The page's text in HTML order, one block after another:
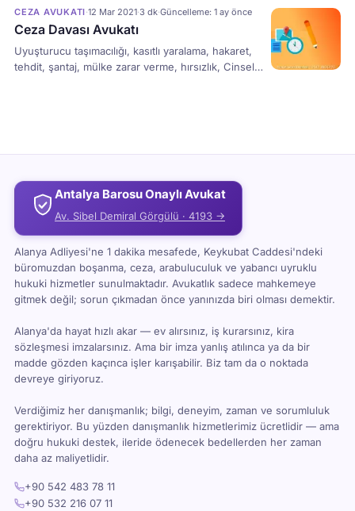
hukuka uygunluğunu sağlamak için önemlidir.
Türkiye’de trafik cezası davaları, sulh ceza
mahkemesinde görülür. Bu davalar, trafik cezasının
tebliğ tarihinden itibaren en geç 15 gün içinde
CEZA AVUKATI·12 Mar 2021·3 dk·Güncelleme: 1 ay önce
Ceza Davası Avukatı
Uyuşturucu taşımacılığı, kasıtlı yaralama, hakaret,
tehdit, şantaj, mülke zarar verme, hırsızlık, Cinsel
Antalya Barosu Onaylı Avukat
Av. Sibel Demiral Görgülü · 4193 →
Alanya Adliyesi'ne 1 dakika mesafede, Keykubat Caddesi'ndeki
büromuzdan boşanma, ceza, arabuluculuk ve yabancı uyruklu
hukuki hizmetler sunulmaktadır. Avukatlık sadece mahkemeye
gitmek değil; sorun çıkmadan önce yanınızda biri olması demektir.
Alanya'da hayat hızlı akar — ev alırsınız, iş kurarsınız, kira
sözleşmesi imzalarsınız. Ama bir imza yanlış atılınca ya da bir
madde gözden kaçınca işler karışabilir. Biz tam da o noktada
devreye giriyoruz.
Verdiğimiz her danışmanlık; bilgi, deneyim, zaman ve sorumluluk
gerektiriyor. Bu yüzden danışmanlık hizmetlerimiz ücretlidir — ama
doğru hukuki destek, ileride ödenecek bedellerden her zaman
daha az maliyetlidir.
+90 542 483 78 11
+90 532 216 07 11